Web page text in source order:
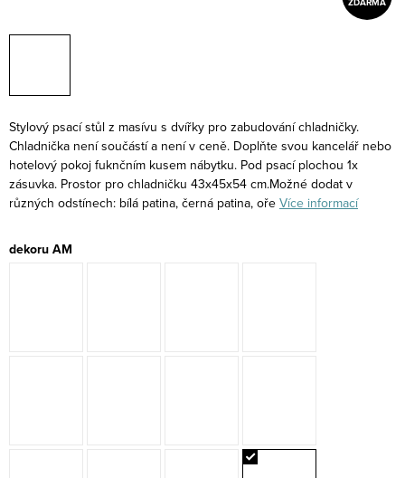
Stylový psací stůl z masívu s dvířky pro zabudování chladničky.
Chladnička není součástí a není v ceně. Doplňte svou kancelář nebo
hotelový pokoj fuknčním kusem nábytku. Pod psací plochou 1x
zásuvka. Prostor pro chladničku 43x45x54 cm.Možné dodat v
různých odstínech: bílá patina, černá patina, oře Více informací
dekoru AM